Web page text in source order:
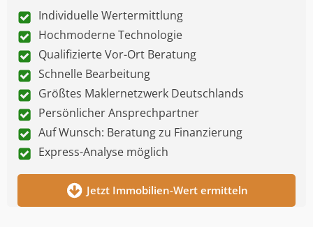
Individuelle Wertermittlung
Hochmoderne Technologie
Qualifizierte Vor-Ort Beratung
Schnelle Bearbeitung
Größtes Maklernetzwerk Deutschlands
Persönlicher Ansprechpartner
Auf Wunsch: Beratung zu Finanzierung
Express-Analyse möglich
Jetzt Immobilien-Wert ermitteln